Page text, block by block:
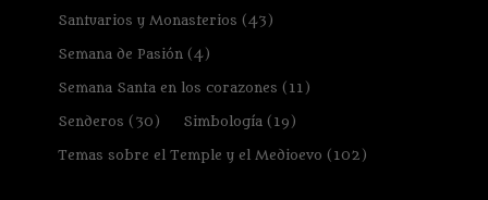
Santuarios y Monasterios (43)
Semana de Pasión (4)
Semana Santa en los corazones (11)
Senderos (30) Simbología (19)
Temas sobre el Temple y el Medioevo (102)